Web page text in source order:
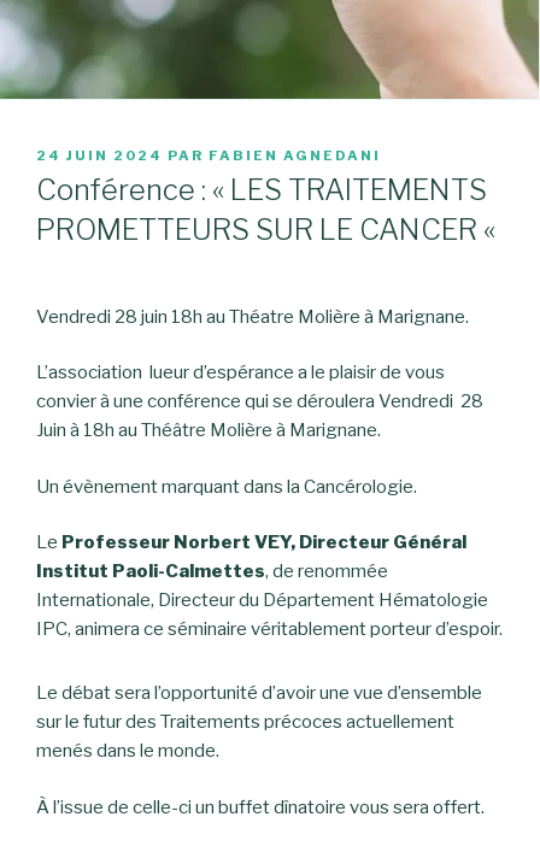
PUBLIÉ
LE
24 JUIN 2024 PAR FABIEN AGNEDANI
Conférence : « LES TRAITEMENTS
PROMETTEURS SUR LE CANCER «
Vendredi 28 juin 18h au Théatre Molière à Marignane.
L’association lueur d’espérance a le plaisir de vous
convier à une conférence qui se déroulera Vendredi 28
Juin à 18h au Théâtre Molière à Marignane.
Un évènement marquant dans la Cancérologie.
Le Professeur Norbert VEY, Directeur Général
Institut Paoli-Calmettes, de renommée
Internationale, Directeur du Département Hématologie
IPC, animera ce séminaire véritablement porteur d’espoir.
Le débat sera l’opportunité d’avoir une vue d’ensemble
sur le futur des Traitements précoces actuellement
menés dans le monde.
À l’issue de celle-ci un buffet dînatoire vous sera offert.